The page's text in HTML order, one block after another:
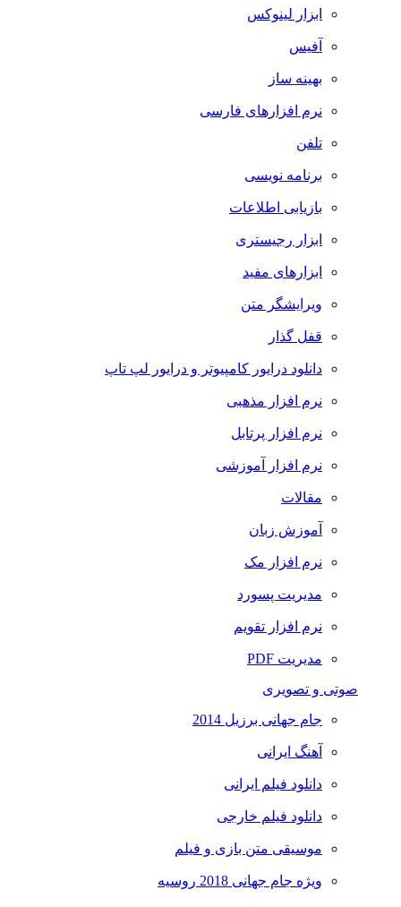
ابزار لینوکس
آفیس
بهینه ساز
نرم افزارهای فارسی
تلفن
برنامه نویسی
بازیابی اطلاعات
ابزار رجیستری
ابزارهای مفید
ویرایشگر متن
قفل گذار
دانلود درایور کامپیوتر و درایور لپ تاپ
نرم افزار مذهبی
نرم افزار پرتابل
نرم افزار آموزشی
مقالات
آموزش زبان
نرم افزار مک
مدیریت پسورد
نرم افزار تقویم
مدیریت PDF
صوتی و تصویری
جام جهانی برزیل 2014
آهنگ ایرانی
دانلود فیلم ایرانی
دانلود فیلم خارجی
موسیقی متن بازی و فیلم
ویژه جام جهانی 2018 روسیه